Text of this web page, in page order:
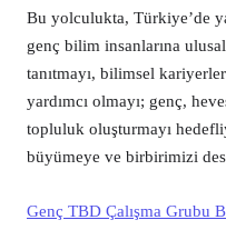
Bu yolculukta, Türkiye’de
genç bilim insanlarına
tanıtmayı, bilimsel
yardımcı olmayı; genç,
topluluk oluşturmayı
büyümeye ve birbirimizi
Genç TBD Çalışma Grubu